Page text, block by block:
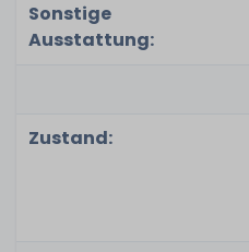
Sonstige
Ausstattung:
Zustand: